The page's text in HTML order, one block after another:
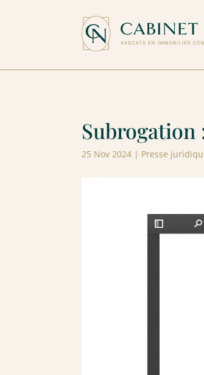
Subrogation
25 Nov 2024 | Presse